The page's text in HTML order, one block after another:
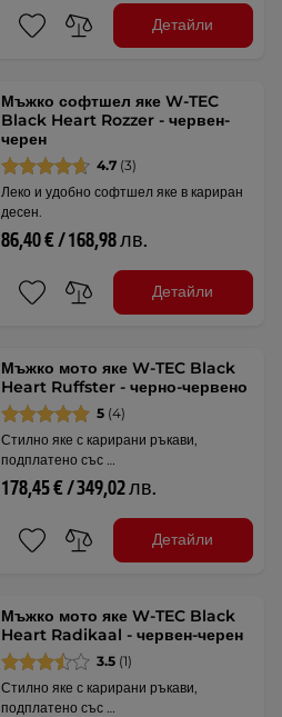
Детайли
Мъжко софтшел яке W-TEC
Black Heart Rozzer - червен-
черен
4.7 (3)
Леко и удобно софтшел яке в кариран
десен.
86,40 € / 168,98 лв.
Детайли
Мъжко мото яке W-TEC Black
Heart Ruffster - черно-червено
5 (4)
Стилно яке с карирани ръкави,
подплатено със …
178,45 € / 349,02 лв.
Детайли
Мъжко мото яке W-TEC Black
Heart Radikaal - червен-черен
3.5 (1)
Стилно яке с карирани ръкави,
подплатено със …